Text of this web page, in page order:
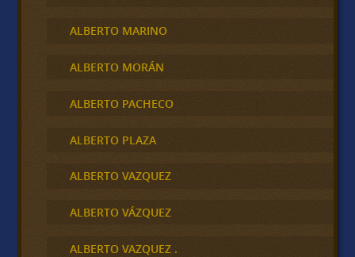
ALBERTO MARINO
ALBERTO MORÁN
ALBERTO PACHECO
ALBERTO PLAZA
ALBERTO VAZQUEZ
ALBERTO VÁZQUEZ
ALBERTO VAZQUEZ .